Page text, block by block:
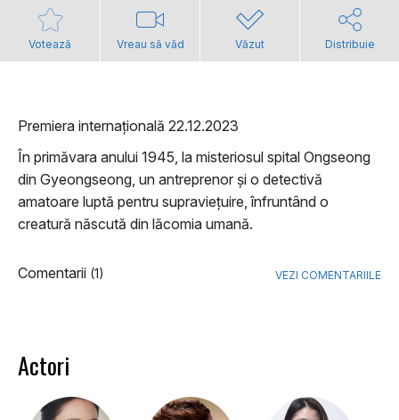
Votează Vreau să văd Văzut Distribuie
Premiera internațională 22.12.2023
În primăvara anului 1945, la misteriosul spital Ongseong
din Gyeongseong, un antreprenor și o detectivă
amatoare luptă pentru supraviețuire, înfruntând o
creatură născută din lăcomia umană.
Comentarii (1) VEZI COMENTARIILE
Actori